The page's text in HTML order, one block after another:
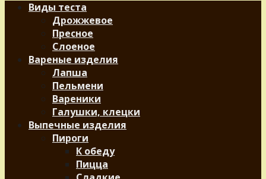
Виды теста
Дрожжевое
Пресное
Слоеное
Вареные изделия
Лапша
Пельмени
Вареники
Галушки, клецки
Выпечные изделия
Пироги
К обеду
Пицца